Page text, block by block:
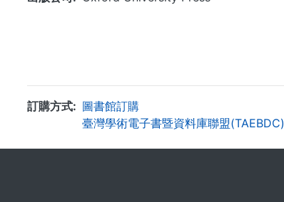
訂購方式
圖書館訂購
臺灣學術電子書暨資料庫聯盟(TAEBDC)